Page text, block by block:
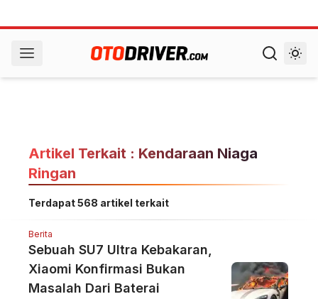
Artikel Terkait : Kendaraan Niaga
Ringan
Terdapat 568 artikel terkait
Berita
Sebuah SU7 Ultra Kebakaran,
Xiaomi Konfirmasi Bukan
Masalah Dari Baterai